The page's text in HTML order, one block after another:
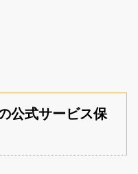
公式サービス保